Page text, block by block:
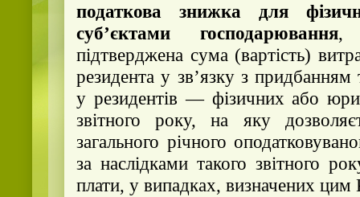
податкова знижка для
суб’єктами господарювання,
підтверджена сума (вартість)
резидента у зв’язку з придбанням
у резидентів — фізичних або
звітного року, на яку
загального річного
за наслідками такого звітного
плати, у випадках, визначених цим